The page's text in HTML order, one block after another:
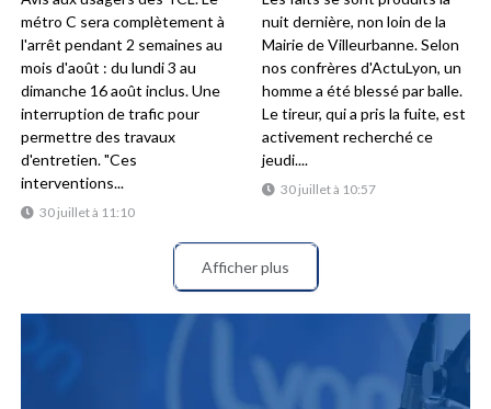
30 juillet à 11:10
métro C sera complètement à
l'arrêt pendant 2 semaines au
mois d'août : du lundi 3 au
dimanche 16 août inclus. Une
interruption de trafic pour
permettre des travaux
d'entretien. "Ces
interventions...
30 juillet à 10:57
nuit dernière, non loin de la
Mairie de Villeurbanne. Selon
nos confrères d'ActuLyon, un
homme a été blessé par balle.
Le tireur, qui a pris la fuite, est
activement recherché ce
jeudi....
Afficher plus